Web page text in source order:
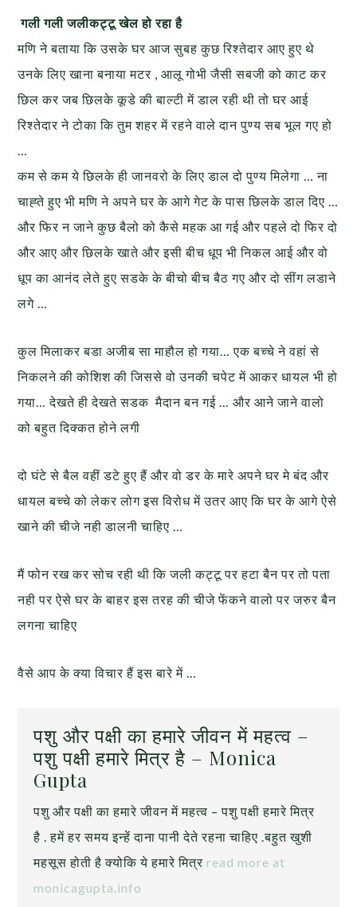
गली गली जलीकट्टू खेल हो रहा है
मणि ने बताया कि उसके घर आज सुबह कुछ रिश्तेदार आए हुए थे
उनके लिए खाना बनाया मटर , आलू गोभी जैसी सबजी को काट कर
छिल कर जब छिलके कूडे की बाल्टी में डाल रही थी तो घर आई
रिश्तेदार ने टोका कि तुम शहर में रहने वाले दान पुण्य सब भूल गए हो
…
कम से कम ये छिलके ही जानवरो के लिए डाल दो पुण्य मिलेगा … ना
चाह्ते हुए भी मणि ने अपने घर के आगे गेट के पास छिलके डाल दिए …
और फिर न जाने कुछ बैलो को कैसे महक आ गई और पहले दो फिर दो
और आए और छिलके खाते और इसी बीच धूप भी निकल आई और वो
धूप का आनंद लेते हुए सडके के बीचो बीच बैठ गए और दो सींग लडाने
लगे …
कुल मिलाकर बडा अजीब सा माहौल हो गया… एक बच्चे ने वहां से
निकलने की कोशिश की जिससे वो उनकी चपेट में आकर धायल भी हो
गया… देखते ही देखते सडक मैदान बन गई … और आने जाने वालो
को बहुत दिक्कत होने लगी
दो घंटे से बैल वहीं डटे हुए हैं और वो डर के मारे अपने घर मे बंद और
धायल बच्चे को लेकर लोग इस विरोध में उतर आए कि घर के आगे ऐसे
खाने की चीजे नही डालनी चाहिए …
मैं फोन रख कर सोच रही थी कि जली कट्टू पर हटा बैन पर तो पता
नही पर ऐसे घर के बाहर इस तरह की चीजे फेंकने वालो पर जरुर बैन
लगना चाहिए
वैसे आप के क्या विचार हैं इस बारे में …
पशु और पक्षी का हमारे जीवन में महत्व –
पशु पक्षी हमारे मित्र है – Monica
Gupta
पशु और पक्षी का हमारे जीवन में महत्व – पशु पक्षी हमारे मित्र
है . हमें हर समय इन्हें दाना पानी देते रहना चाहिए .बहुत खुशी
महसूस होती है क्योकि ये हमारे मित्र read more at
monicagupta.info